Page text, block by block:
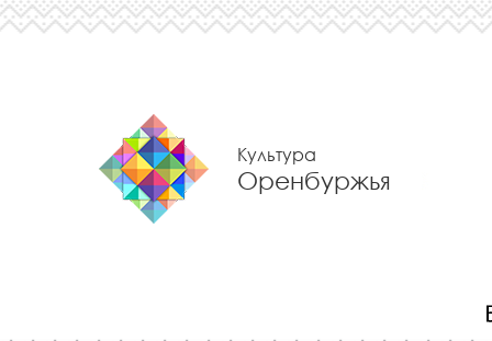
Культура
Оренбуржья